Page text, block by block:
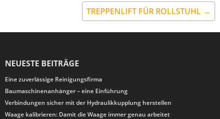
TREPPENLIFT FÜR ROLLSTUHL →
NEUESTE BEITRÄGE
Eine zuverlässige Reinigungsfirma
Baumaschinenanhänger – eine Einführung
Verbindungen sicher mit der Hydraulikkupplung herstellen
Waage kalibrieren: Damit die Waage immer genau arbeitet